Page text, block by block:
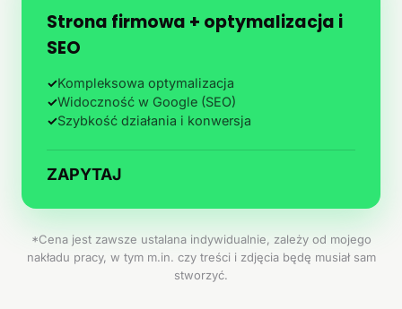
Strona firmowa + optymalizacja i
SEO
✓Kompleksowa optymalizacja
✓Widoczność w Google (SEO)
✓Szybkość działania i konwersja
ZAPYTAJ
*Cena jest zawsze ustalana indywidualnie, zależy od mojego
nakładu pracy, w tym m.in. czy treści i zdjęcia będę musiał sam
stworzyć.